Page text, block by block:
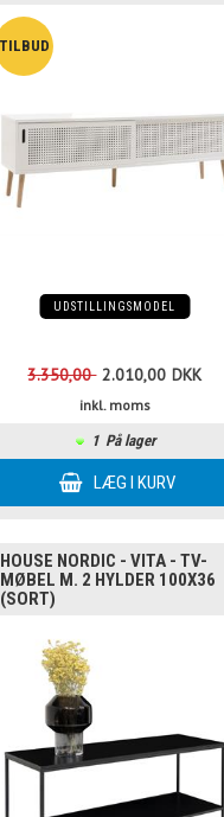
UDSTILLINGSMODEL
3.350,00 2.010,00 DKK
inkl. moms
1 På lager
HOUSE NORDIC - VITA - TV-
MØBEL M. 2 HYLDER 100X36
(SORT)